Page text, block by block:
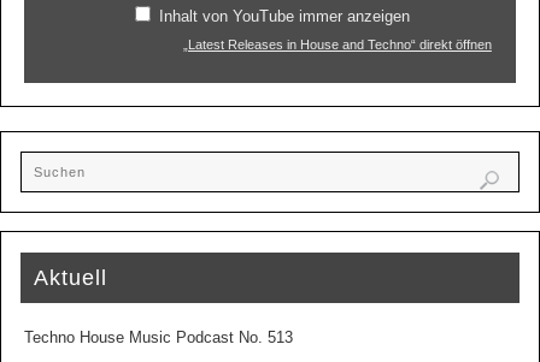
Inhalt von YouTube immer anzeigen
„Latest Releases in House and Techno“ direkt öffnen
Aktuell
Techno House Music Podcast No. 513